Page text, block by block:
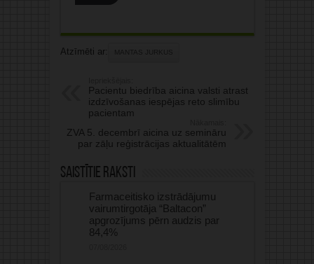
Atzīmēti ar: MANTAS JURKUS
Pacientu biedrība aicina valsti atrast
izdzīvošanas iespējas reto slimību
pacientam
ZVA 5. decembrī aicina uz semināru
par zāļu reģistrācijas aktualitātēm
Saistītie raksti
Farmaceitisko izstrādājumu
vairumtirgotāja “Baltacon”
apgrozījums pērn audzis par
84,4%